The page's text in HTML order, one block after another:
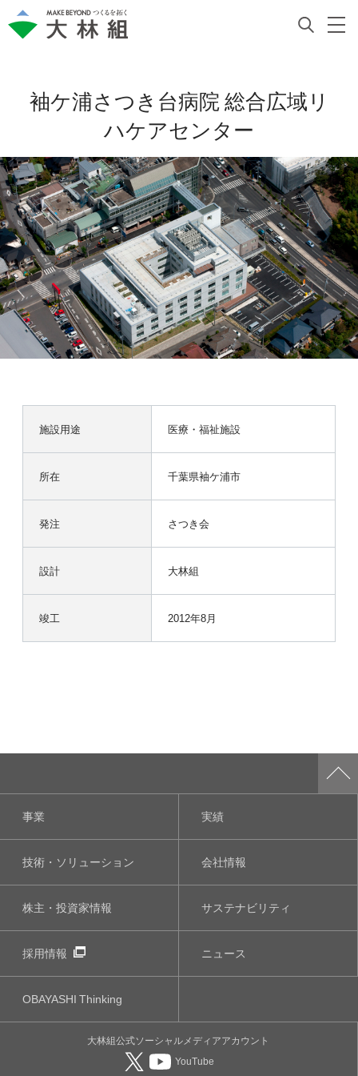
袖ケ浦さつき台病院 総合広域リ
ハケアセンター
施設用途 医療・福祉施設
所在 千葉県袖ケ浦市
発注 さつき会
設計 大林組
竣工 2012年8月
事業 実績
技術・ソリューション 会社情報
株主・投資家情報 サステナビリティ
採用情報 ニュース
OBAYASHIThinking
大林組公式ソーシャルメディアアカウント
YouTube